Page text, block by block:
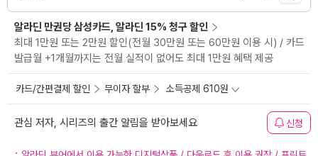
알라딘 만권당 삼성카드, 알라딘 15% 청구 할인
최대 1만원 또는 2만원 할인(전월 30만원 또는 60만원 이용 시) / 카드
발급월 +1개월까지는 전월 실적이 없어도 최대 1만원 혜택 제공
카드/간편결제 할인 무이자 할부 소득공제 610원
관심 저자, 시리즈의 출간 알림을 받아보세요 신청